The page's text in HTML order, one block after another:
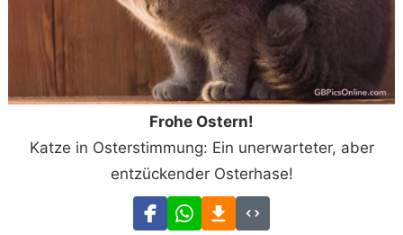
Frohe Ostern!
Katze in Osterstimmung: Ein unerwarteter, aber
entzückender Osterhase!